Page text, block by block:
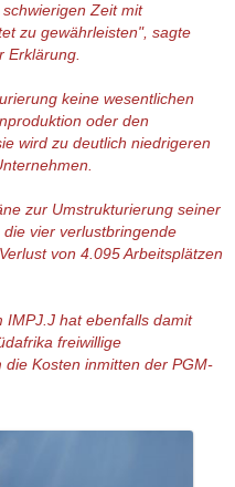
Zeit mit
zu gewährleisten", sagte
Erklärung.
keine wesentlichen
oder den
wird zu deutlich niedrigeren
zur Umstrukturierung seiner
vier verlustbringende
von 4.095 Arbeitsplätzen
IMPJ.J hat ebenfalls damit
freiwillige
Kosten inmitten der PGM-